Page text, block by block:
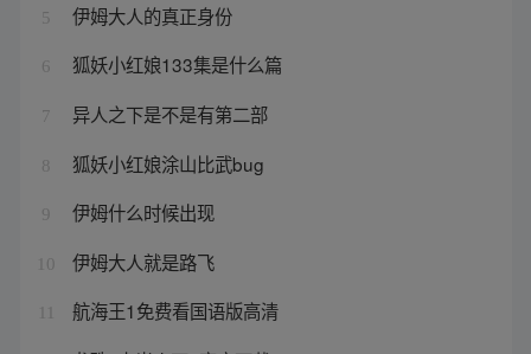
5 伊姆大人的真正身份
6 狐妖小红娘133集是什么篇
7 异人之下是不是有第二部
8 狐妖小红娘涂山比武bug
9 伊姆什么时候出现
10 伊姆大人就是路飞
航海王1免费看国语版高清